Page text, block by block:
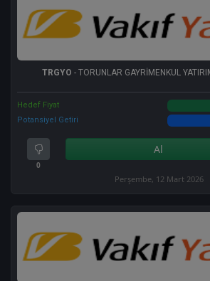
TRGYO - TORUNLAR GAYRİMENKUL
Hedef Fiyat
Potansiyel Getiri
0
Al
Perşembe, 12 Mart 2026